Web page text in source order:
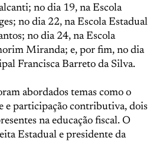
no dia 19, na Escola
no dia 22, na Escola Estadual
no dia 24, na Escola
Miranda; e, por fim, no dia
Francisca Barreto da Silva.
abordados temas como o
e participação contributiva, dois
na educação fiscal. O
Estadual e presidente da